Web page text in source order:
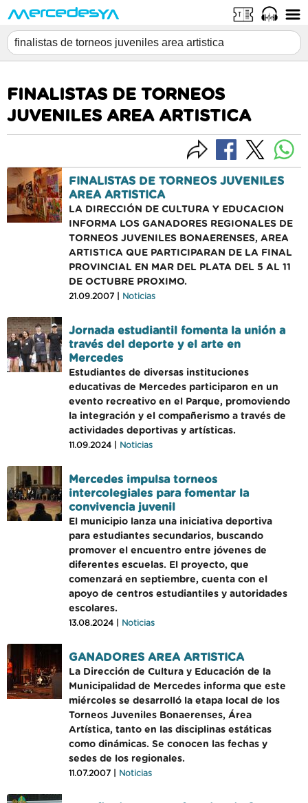
FINALISTAS DE TORNEOS
JUVENILES AREA ARTISTICA
FINALISTAS DE TORNEOS JUVENILES
AREA ARTISTICA
LA DIRECCIÓN DE CULTURA Y EDUCACION
INFORMA LOS GANADORES REGIONALES DE
TORNEOS JUVENILES BONAERENSES, AREA
ARTISTICA QUE PARTICIPARAN DE LA FINAL
PROVINCIAL EN MAR DEL PLATA DEL 5 AL 11
DE OCTUBRE PROXIMO.
21.09.2007 | Noticias
Jornada estudiantil fomenta la unión a
través del deporte y el arte en
Mercedes
Estudiantes de diversas instituciones
educativas de Mercedes participaron en un
evento recreativo en el Parque, promoviendo
la integración y el compañerismo a través de
actividades deportivas y artísticas.
11.09.2024 | Noticias
Mercedes impulsa torneos
intercolegiales para fomentar la
convivencia juvenil
El municipio lanza una iniciativa deportiva
para estudiantes secundarios, buscando
promover el encuentro entre jóvenes de
diferentes escuelas. El proyecto, que
comenzará en septiembre, cuenta con el
apoyo de centros estudiantiles y autoridades
escolares.
13.08.2024 | Noticias
GANADORES AREA ARTISTICA
La Dirección de Cultura y Educación de la
Municipalidad de Mercedes informa que este
miércoles se desarrolló la etapa local de los
Torneos Juveniles Bonaerenses, Área
Artística, tanto en las disciplinas estáticas
como dinámicas. Se conocen las fechas y
sedes de los regionales.
11.07.2007 | Noticias